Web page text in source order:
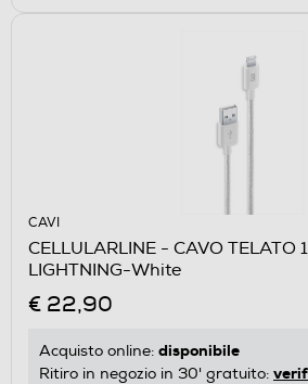
CAVI
CELLULARLINE - CAVO TELATO
LIGHTNING-White
€ 22,90
Acquisto online: disponibile
Ritiro in negozio in 30' gratuito: